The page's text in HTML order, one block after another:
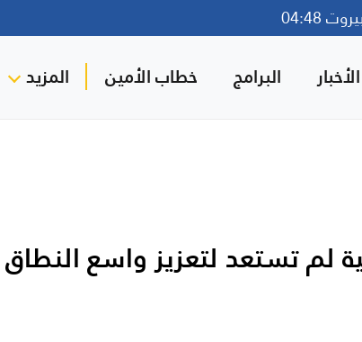
04:48
البرامج خطاب الأمين المزيد
لم تستعد لتعزيز واسع النطاق